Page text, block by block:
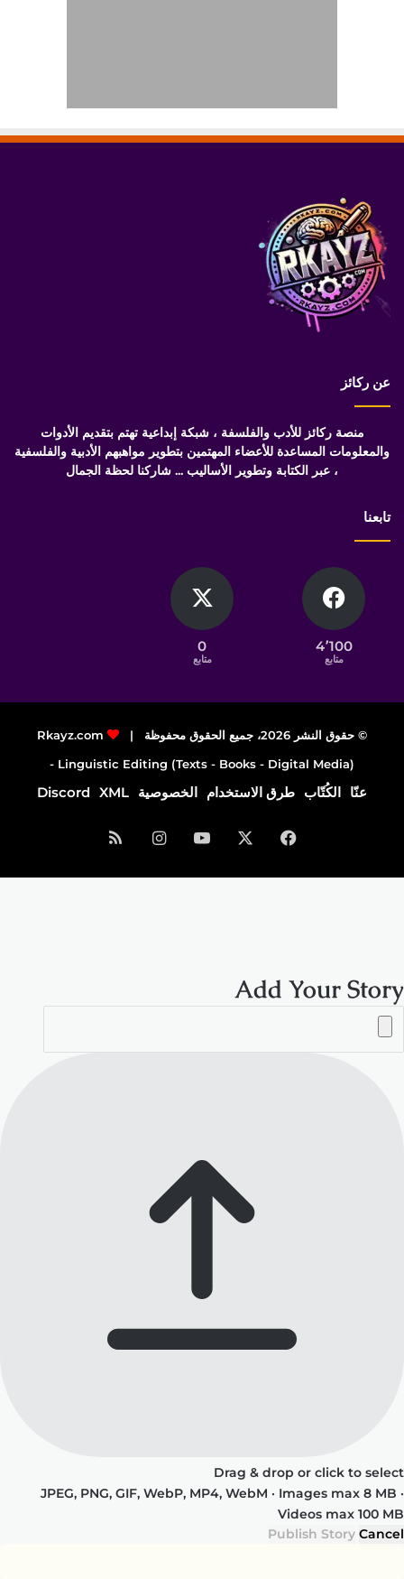
عن ركائز
منصة ركائز للأدب والفلسفة ، شبكة إبداعية تهتم بتقديم الأدوات
والمعلومات المساعدة للأعضاء المهتمين بتطوير مواهبهم الأدبية والفلسفية
، عبر الكتابة وتطوير الأساليب ... شاركنا لحظة الجمال
تابعنا
4٬100
متابع
0
متابع
© حقوق النشر 2026، جميع الحقوق محفوظة |
Rkayz.com
Linguistic Editing (Texts - Books - Digital Media) -
عنّا الكُتّاب طرق الاستخدام الخصوصية XML
Discord
فيسبوك ‫YouTubeانستقرامملخص
الموقع
Add Your Story
Drag & drop or click to select
JPEG, PNG, GIF, WebP, MP4, WebM · Images max 8 MB ·
Videos max 100 MB
Cancel
Publish Story